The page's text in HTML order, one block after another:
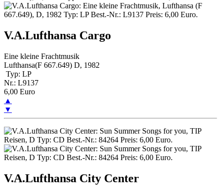
V.A.Lufthansa Cargo
Eine kleine Frachtmusik
Lufthansa(F 667.649) D, 1982
Typ: LP
Nr.: L9137
6,00 Euro
▲
▼
V.A.Lufthansa City Center